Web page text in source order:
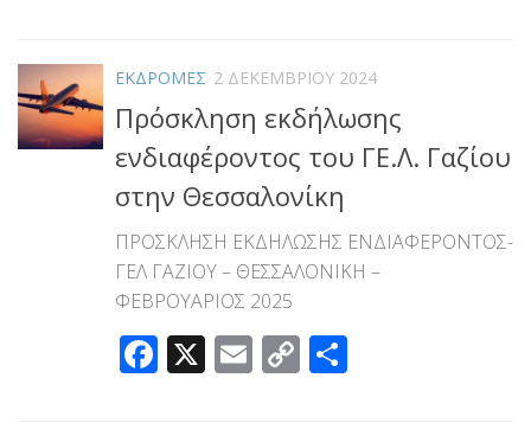
ΕΚΔΡΟΜΕΣ 2 ΔΕΚΕΜΒΡΊΟΥ 2024
Πρόσκληση εκδήλωσης
ενδιαφέροντος του ΓΕ.Λ. Γαζίου
στην Θεσσαλονίκη
ΠΡΟΣΚΛΗΣΗ ΕΚΔΗΛΩΣΗΣ ΕΝΔΙΑΦΕΡΟΝΤΟΣ-
ΓΕΛ ΓΑΖΙΟΥ – ΘΕΣΣΑΛΟΝΙΚΗ –
ΦΕΒΡΟΥΑΡΙΟΣ 2025
Facebook
X Email
Copy